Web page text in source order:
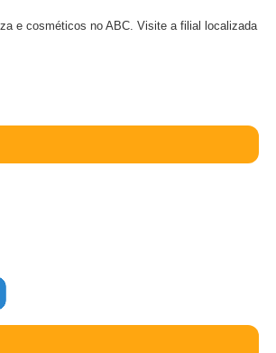
e cosméticos no ABC. Visite a filial localizada